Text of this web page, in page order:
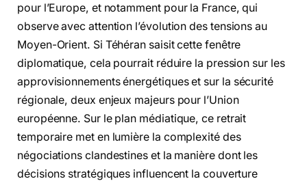
pour l’Europe, et notamment pour la France, qui
observe avec attention l’évolution des tensions au
Moyen-Orient. Si Téhéran saisit cette fenêtre
diplomatique, cela pourrait réduire la pression sur les
approvisionnements énergétiques et sur la sécurité
régionale, deux enjeux majeurs pour l’Union
européenne. Sur le plan médiatique, ce retrait
temporaire met en lumière la complexité des
négociations clandestines et la manière dont les
décisions stratégiques influencent la couverture